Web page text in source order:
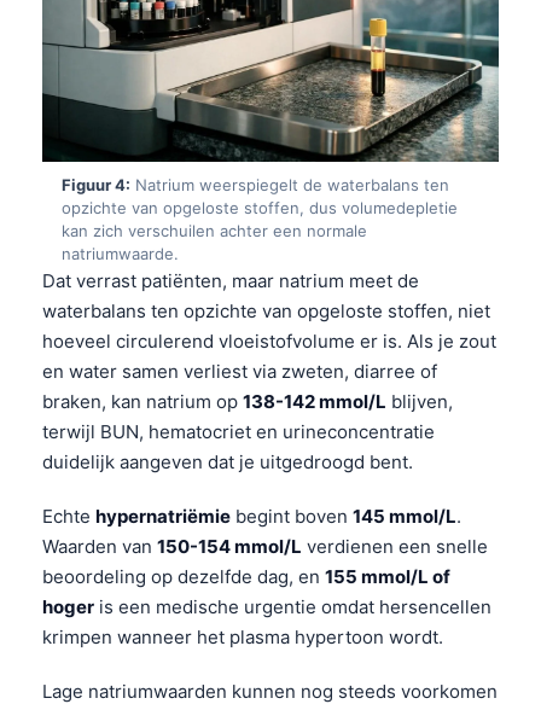
Figuur 4: Natrium weerspiegelt de waterbalans ten
opzichte van opgeloste stoffen, dus volumedepletie
kan zich verschuilen achter een normale
natriumwaarde.
Dat verrast patiënten, maar natrium meet de
waterbalans ten opzichte van opgeloste stoffen, niet
hoeveel circulerend vloeistofvolume er is. Als je zout
en water samen verliest via zweten, diarree of
braken, kan natrium op 138-142 mmol/L blijven,
terwijl BUN, hematocriet en urineconcentratie
duidelijk aangeven dat je uitgedroogd bent.
Echte hypernatriëmie begint boven 145 mmol/L.
Waarden van 150-154 mmol/L verdienen een snelle
beoordeling op dezelfde dag, en 155 mmol/L of
hoger is een medische urgentie omdat hersencellen
krimpen wanneer het plasma hypertoon wordt.
Lage natriumwaarden kunnen nog steeds voorkomen